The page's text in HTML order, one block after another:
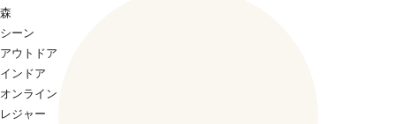
森
シーン
アウトドア
インドア
オンライン
レジャー